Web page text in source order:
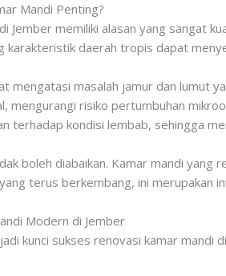
Mandi Penting?
Jember memiliki alasan yang sangat
karakteristik daerah tropis dapat
mengatasi masalah jamur dan lumut
mengurangi risiko pertumbuhan
terhadap kondisi lembab, sehingga
boleh diabaikan. Kamar mandi
terus berkembang, ini merupakan
Modern di Jember
kunci sukses renovasi kamar mandi